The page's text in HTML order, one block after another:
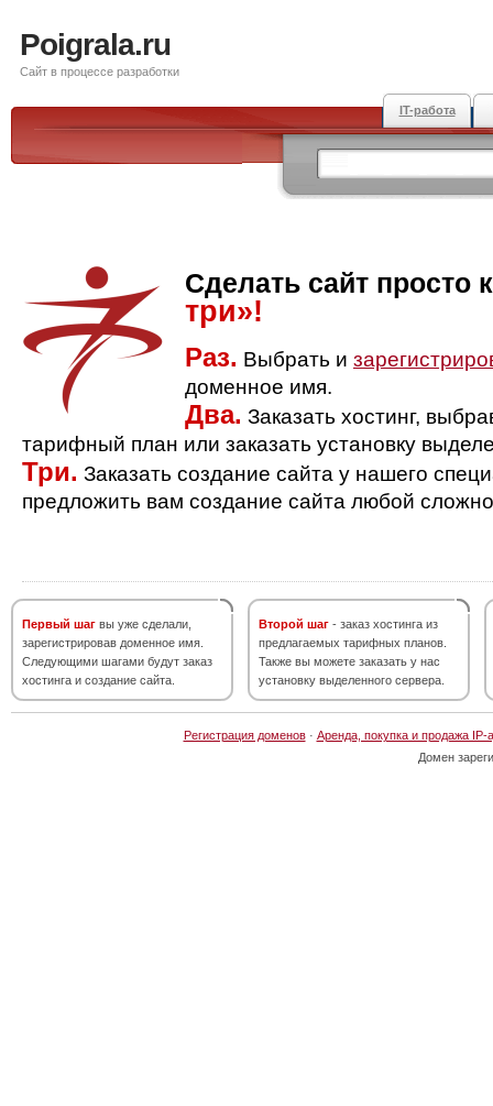
Poigrala.ru
Сайт в процессе разработки
IT-работа
Сделать сайт просто
три»!
Раз. Выбрать и
доменное имя.
Два. Заказать хостинг,
тарифный план или заказать установку
Три. Заказать создание сайта у нашего
предложить вам создание сайта любой
Первый шаг вы уже сделали,
зарегистрировав доменное имя.
Следующими шагами будут заказ
хостинга и создание сайта.
Второй шаг - заказ хостинга из
предлагаемых тарифных планов.
Также вы можете заказать у нас
установку выделенного сервера.
Регистрация доменов· Аренда, покупка и продажа IP-
Домен